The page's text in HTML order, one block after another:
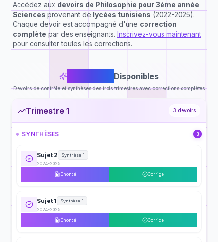
Accédez aux devoirs de Philosophie pour3ème année
Sciences provenant de lycées tunisiens (2022-2025).
Chaque devoir est accompagné d'une correction
complète par des enseignants. Inscrivez-vous maintenant
pour consulter toutes les corrections.
Disponibles
Devoirs de contrôle et synthèses des trois trimestres avec corrections complètes
Trimestre 1 3 devoirs
SYNTHÈSES 3
Sujet 2
Synthèse 1
2024-2025
Énoncé
Corrigé
Sujet 1
Synthèse 1
2024-2025
Énoncé
Corrigé